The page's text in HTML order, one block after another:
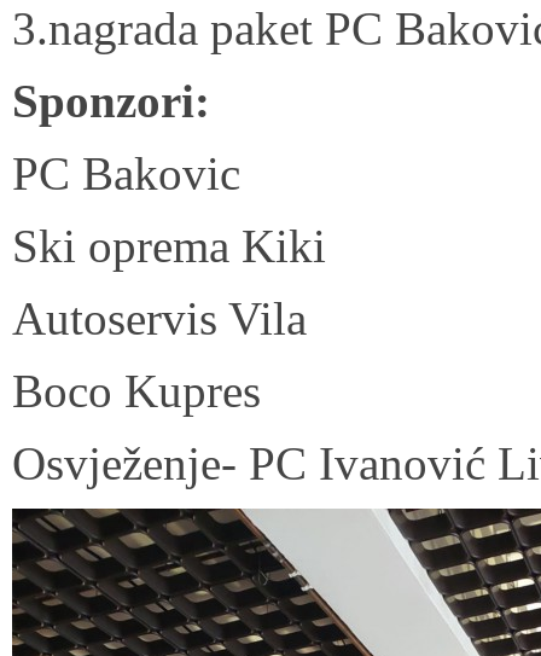
3.nagrada paket PC
Sponzori:
PC Bakovic
Ski oprema Kiki
Autoservis Vila
Boco Kupres
Osvježenje- PC Ivanović